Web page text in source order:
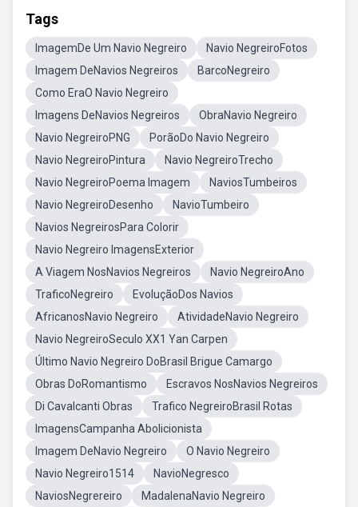
Tags
ImagemDe Um Navio Negreiro
Navio NegreiroFotos
Imagem DeNavios Negreiros
BarcoNegreiro
Como EraO Navio Negreiro
Imagens DeNavios Negreiros
ObraNavio Negreiro
Navio NegreiroPNG
PorãoDo Navio Negreiro
Navio NegreiroPintura
Navio NegreiroTrecho
Navio NegreiroPoema Imagem
NaviosTumbeiros
Navio NegreiroDesenho
NavioTumbeiro
Navios NegreirosPara Colorir
Navio Negreiro ImagensExterior
A Viagem NosNavios Negreiros
Navio NegreiroAno
TraficoNegreiro
EvoluçãoDos Navios
AfricanosNavio Negreiro
AtividadeNavio Negreiro
Navio NegreiroSeculo XX1 Yan Carpen
Último Navio Negreiro DoBrasil Brigue Camargo
Obras DoRomantismo
Escravos NosNavios Negreiros
Di Cavalcanti Obras
Trafico NegreiroBrasil Rotas
ImagensCampanha Abolicionista
Imagem DeNavio Negreiro
O Navio Negreiro
Navio Negreiro1514
NavioNegresco
NaviosNegrereiro
MadalenaNavio Negreiro